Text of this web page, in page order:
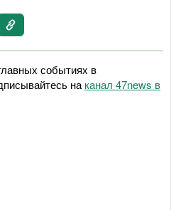
событиях в
на канал 47news в